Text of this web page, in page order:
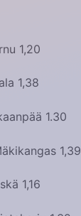
1,20
1,38
1.30
1,39
1,16